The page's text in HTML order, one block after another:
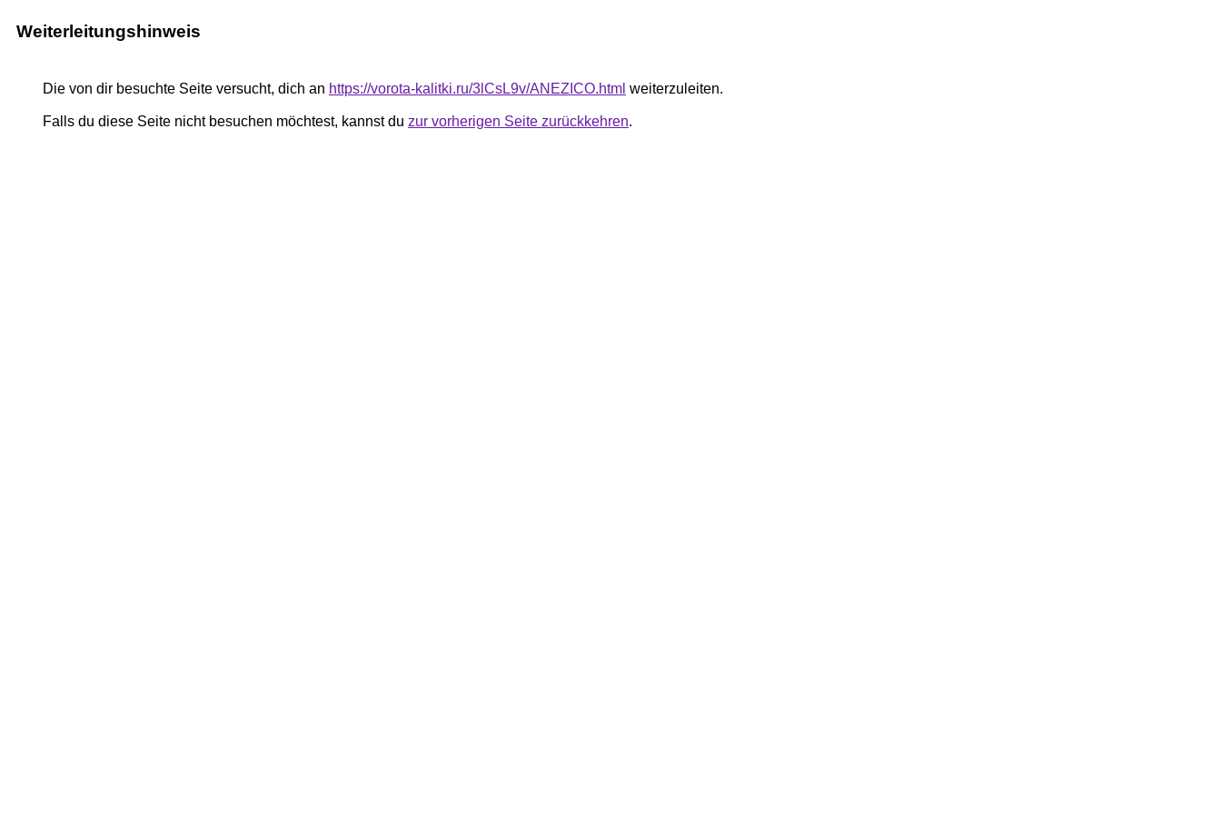
Weiterleitungshinweis
Die von dir besuchte Seite versucht, dich an https://vorota-kalitki.ru/3lCsL9v/ANEZICO.html weiterzuleiten.
Falls du diese Seite nicht besuchen möchtest, kannst du zur vorherigen Seite zurückkehren.